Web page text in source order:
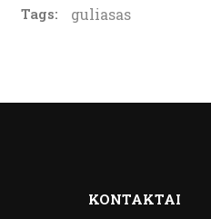
Tags: guliasas
KONTAKTAI